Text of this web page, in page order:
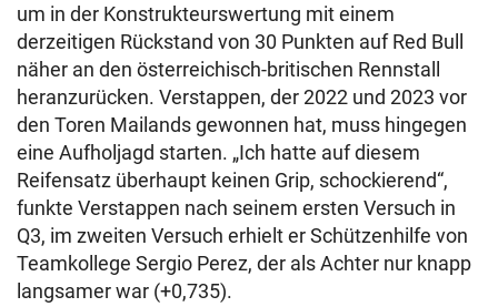
um in der Konstrukteurswertung mit einem
derzeitigen Rückstand von 30 Punkten auf Red Bull
näher an den österreichisch-britischen Rennstall
heranzurücken. Verstappen, der 2022 und 2023 vor
den Toren Mailands gewonnen hat, muss hingegen
eine Aufholjagd starten. „Ich hatte auf diesem
Reifensatz überhaupt keinen Grip, schockierend“,
funkte Verstappen nach seinem ersten Versuch in
Q3, im zweiten Versuch erhielt er Schützenhilfe von
Teamkollege Sergio Perez, der als Achter nur knapp
langsamer war (+0,735).